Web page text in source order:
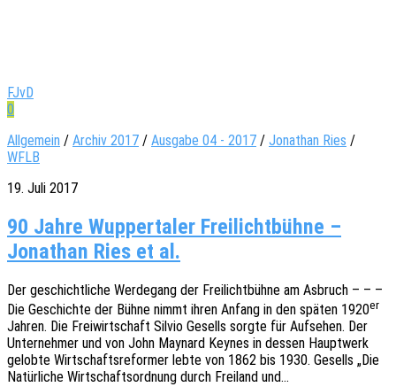
FJvD
0
Allgemein / Archiv 2017 / Ausgabe 04 - 2017 / Jonathan Ries /
WFLB
19. Juli 2017
90 Jahre Wuppertaler Freilichtbühne –
Jonathan Ries et al.
Der geschicht­li­che Werde­gang der Frei­licht­büh­ne am Asbruch – – –
Die Geschich­te der Bühne nimmt ihren Anfang in den späten 1920er
Jahren. Die Frei­wirt­schaft Silvio Gesells sorgte für Aufse­hen. Der
Unter­neh­mer und von John Maynard Keynes in dessen Haupt­werk
gelob­te Wirt­schafts­re­for­mer lebte von 1862 bis 1930. Gesells „Die
Natür­li­che Wirt­schafts­ord­nung durch Frei­land und…